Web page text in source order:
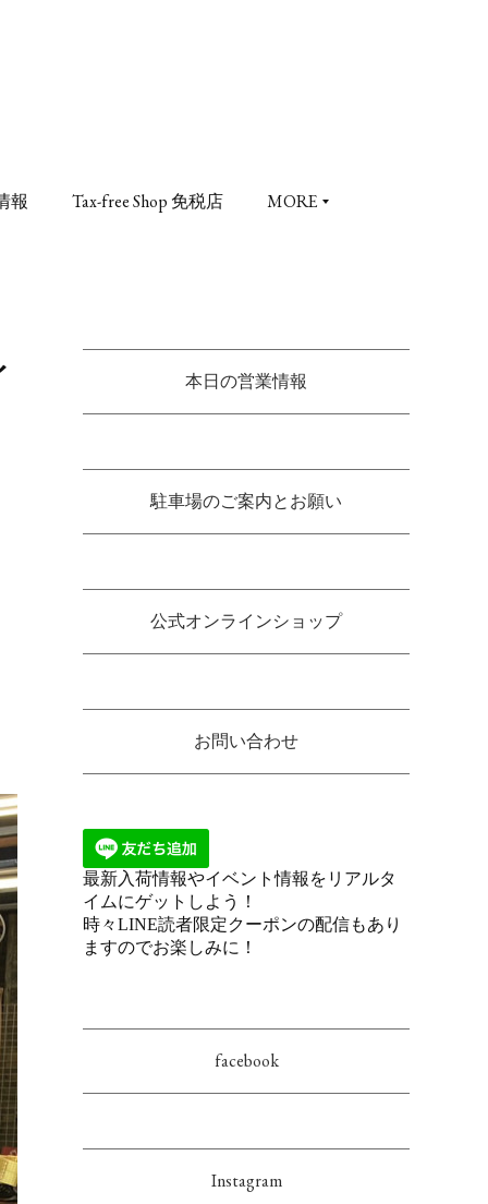
報 Tax-free Shop 免税店 MORE
本日の営業情報
駐車場のご案内とお願い
公式オンラインショップ
お問い合わせ
facebook
Instagram